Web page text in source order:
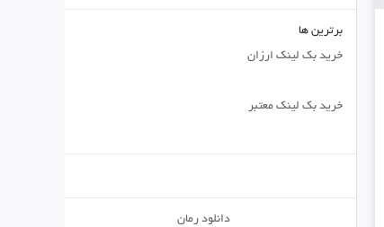
برترین ها
خرید بک لینک ارزان
خرید بک لینک معتبر
دانلود رمان